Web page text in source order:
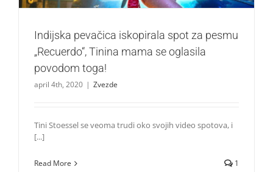
Indijska pevačica iskopirala spot za pesmu
„Recuerdo“, Tinina mama se oglasila
povodom toga!
april 4th, 2020 | Zvezde
Tini Stoessel se veoma trudi oko svojih video spotova, i
[...]
Read More 1